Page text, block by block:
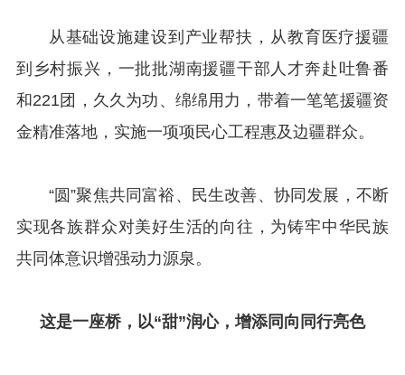
从基础设施建设到产业帮扶，从教育医疗援疆
到乡村振兴，一批批湖南援疆干部人才奔赴吐鲁番
和221团，久久为功、绵绵用力，带着一笔笔援疆资
金精准落地，实施一项项民心工程惠及边疆群众。
“圆”聚焦共同富裕、民生改善、协同发展，不断
实现各族群众对美好生活的向往，为铸牢中华民族
共同体意识增强动力源泉。
这是一座桥， 以“甜”润心，增添同向同行亮色